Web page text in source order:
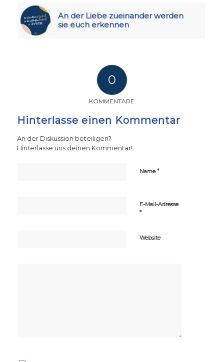
An der Liebe zueinander werden
sie euch erkennen
0
KOMMENTARE
Hinterlasse einen Kommentar
An der Diskussion beteiligen?
Hinterlasse uns deinen Kommentar!
Name*
E-Mail-Adresse
*
Website